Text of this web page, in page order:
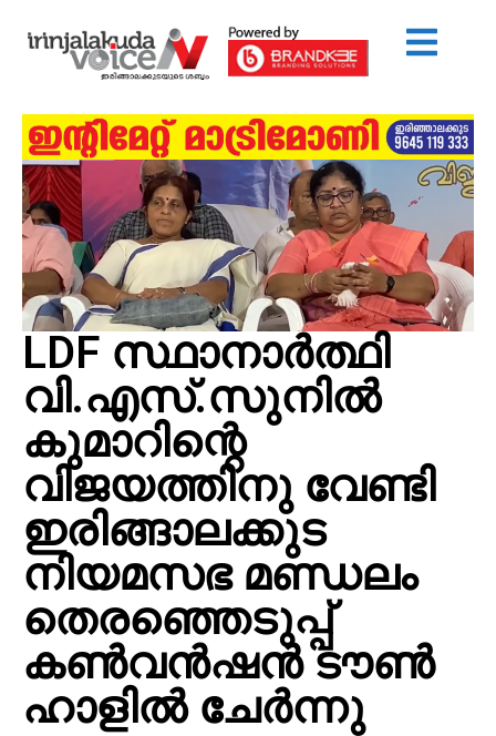
LDF സ്ഥാനാർത്ഥി
വി.എസ്.സുനിൽ
കുമാറിന്റെ
വിജയത്തിനു വേണ്ടി
ഇരിങ്ങാലക്കുട
നിയമസഭ മണ്ഡലം
തെരഞ്ഞെടുപ്പ്
കൺവൻഷൻ ടൗൺ
ഹാളിൽ ചേർന്നു